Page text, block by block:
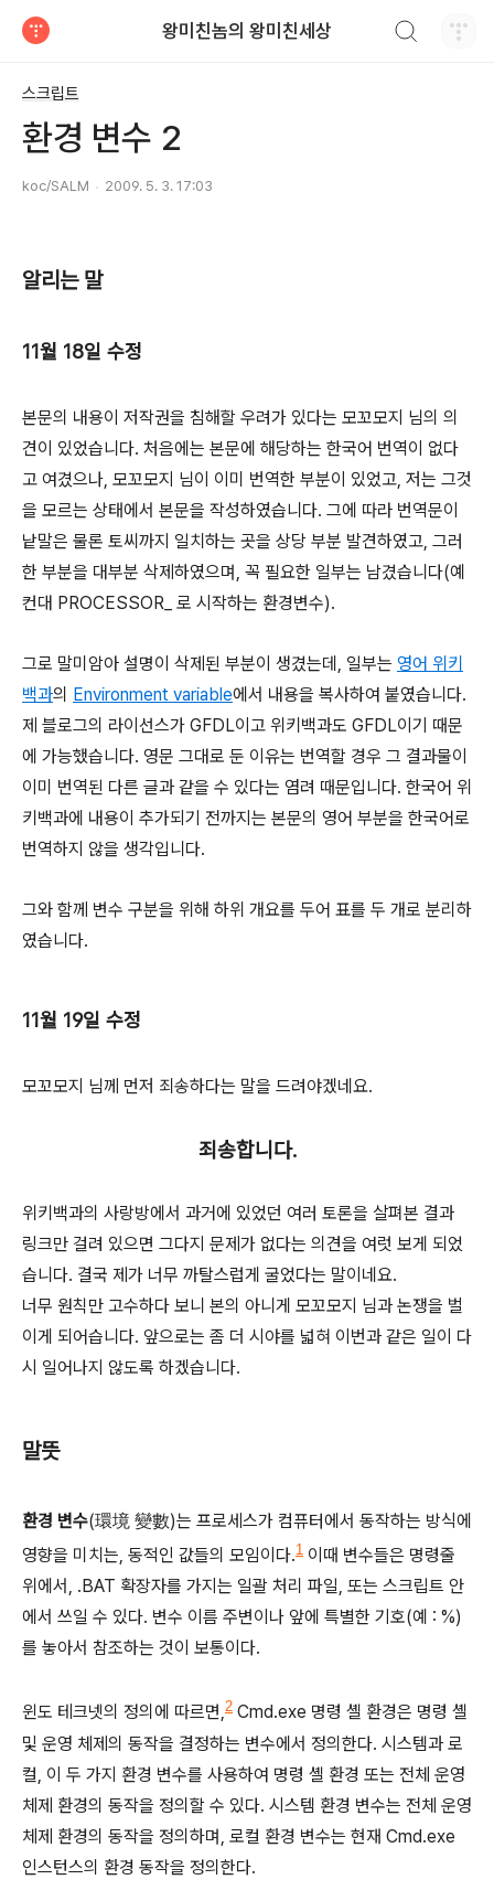
왕미친놈의 왕미친세상
스크립트
환경 변수 2
koc/SALM 2009. 5. 3. 17:03
알리는 말
11월 18일 수정
본문의 내용이 저작권을 침해할 우려가 있다는 모꼬모지 님의 의
견이 있었습니다. 처음에는 본문에 해당하는 한국어 번역이 없다
고 여겼으나, 모꼬모지 님이 이미 번역한 부분이 있었고, 저는 그것
을 모르는 상태에서 본문을 작성하였습니다. 그에 따라 번역문이
낱말은 물론 토씨까지 일치하는 곳을 상당 부분 발견하였고, 그러
한 부분을 대부분 삭제하였으며, 꼭 필요한 일부는 남겼습니다(예
컨대 PROCESSOR_ 로 시작하는 환경변수).
그로 말미암아 설명이 삭제된 부분이 생겼는데, 일부는 영어 위키
백과의 Environment variable에서 내용을 복사하여 붙였습니다.
제 블로그의 라이선스가 GFDL이고 위키백과도 GFDL이기 때문
에 가능했습니다. 영문 그대로 둔 이유는 번역할 경우 그 결과물이
이미 번역된 다른 글과 같을 수 있다는 염려 때문입니다. 한국어 위
키백과에 내용이 추가되기 전까지는 본문의 영어 부분을 한국어로
번역하지 않을 생각입니다.
그와 함께 변수 구분을 위해 하위 개요를 두어 표를 두 개로 분리하
였습니다.
11월 19일 수정
모꼬모지 님께 먼저 죄송하다는 말을 드려야겠네요.
죄송합니다.
위키백과의 사랑방에서 과거에 있었던 여러 토론을 살펴본 결과
링크만 걸려 있으면 그다지 문제가 없다는 의견을 여럿 보게 되었
습니다. 결국 제가 너무 까탈스럽게 굴었다는 말이네요.
너무 원칙만 고수하다 보니 본의 아니게 모꼬모지 님과 논쟁을 벌
이게 되어습니다. 앞으로는 좀 더 시야를 넓혀 이번과 같은 일이 다
시 일어나지 않도록 하겠습니다.
말뜻
환경 변수(環境 變數)는 프로세스가 컴퓨터에서 동작하는 방식에
영향을 미치는, 동적인 값들의 모임이다.1 이때 변수들은 명령줄
위에서, .BAT 확장자를 가지는 일괄 처리 파일, 또는 스크립트 안
에서 쓰일 수 있다. 변수 이름 주변이나 앞에 특별한 기호(예 : %)
를 놓아서 참조하는 것이 보통이다.
윈도 테크넷의 정의에 따르면,2 Cmd.exe 명령 셸 환경은 명령 셸
및 운영 체제의 동작을 결정하는 변수에서 정의한다. 시스템과 로
컬, 이 두 가지 환경 변수를 사용하여 명령 셸 환경 또는 전체 운영
체제 환경의 동작을 정의할 수 있다. 시스템 환경 변수는 전체 운영
체제 환경의 동작을 정의하며, 로컬 환경 변수는 현재 Cmd.exe
인스턴스의 환경 동작을 정의한다.